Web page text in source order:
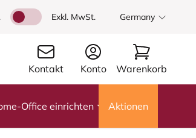
Exkl. MwSt. Germany
Kontakt Konto Warenkorb
Office einrichten Aktionen